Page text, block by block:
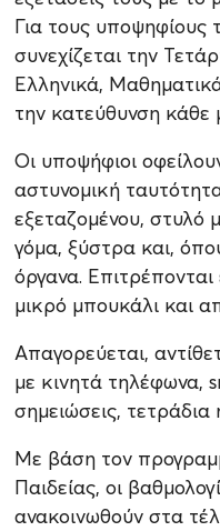
Για τους
συνεχίζεται την
Ελληνικά,
την κατεύθυνση κάθε
Οι υποψήφιοι
αστυνομική
εξεταζομένου, στυλό
γόμα, ξύστρα και,
όργανα.
μικρό μπουκάλι και
Απαγορεύεται,
με κινητά τηλέφωνα,
σημειώσεις,
Με βάση τον
Παιδείας, οι
ανακοινωθούν στα